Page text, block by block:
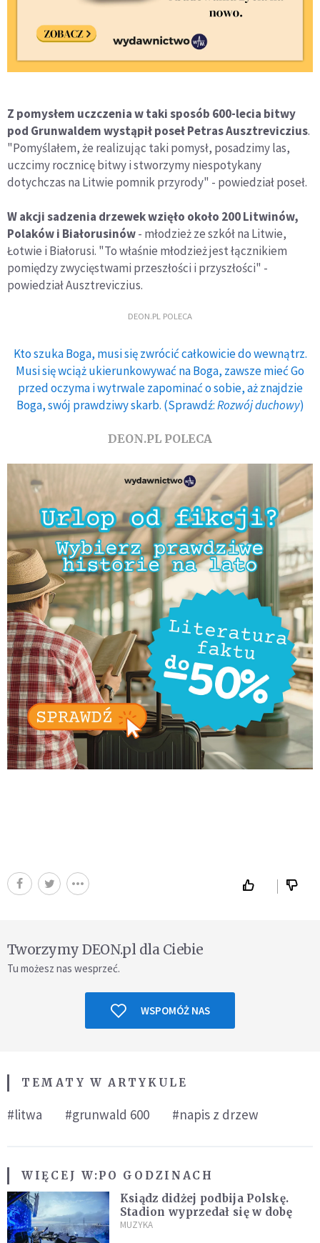
Z pomysłem uczczenia w taki sposób 600-lecia bitwy
pod Grunwaldem wystąpił poseł Petras Ausztreviczius.
"Pomyślałem, że realizując taki pomysł, posadzimy las,
uczcimy rocznicę bitwy i stworzymy niespotykany
dotychczas na Litwie pomnik przyrody" - powiedział poseł.
W akcji sadzenia drzewek wzięło około 200 Litwinów,
Polaków i Białorusinów- młodzież ze szkół na Litwie,
Łotwie i Białorusi. "To właśnie młodzież jest łącznikiem
pomiędzy zwycięstwami przeszłości i przyszłości" -
powiedział Ausztreviczius.
DEON.PL POLECA
Kto szuka Boga, musi się zwrócić całkowicie do wewnątrz.
Musi się wciąż ukierunkowywać na Boga, zawsze mieć Go
przed oczyma i wytrwale zapominać o sobie, aż znajdzie
Boga, swój prawdziwy skarb. (Sprawdź:Rozwój duchowy)
DEON.PL POLECA
Tworzymy DEON.pl dla Ciebie
Tu możesz nas wesprzeć.
WSPOMÓŻ NAS
TEMATY W ARTYKULE
#litwa #grunwald 600 #napis z drzew
WIĘCEJ W:PO GODZINACH
Ksiądz didżej podbija Polskę.
Stadion wyprzedał się w dobę
MUZYKA